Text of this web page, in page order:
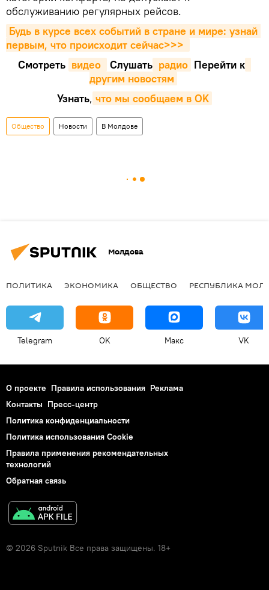
обслуживанию регулярных рейсов.
Будь в курсе всех событий в стране и мире: узнай
первым, что происходит сейчаc>>>
Смотреть видео Cлушать радио Перейти к
другим новостям
Узнать, что мы сообщаем в OK
Общество Новости В Молдове
Молдова
ПОЛИТИКА ЭКОНОМИКА ОБЩЕСТВО РЕСПУБЛИКА
Telegram OK Макс VK
О проекте Правила использования Реклама
Контакты Пресс-центр
Политика конфиденциальности
Политика использования Cookie
Правила применения рекомендательных
технологий
Обратная связь
© 2026 Sputnik Все права защищены. 18+